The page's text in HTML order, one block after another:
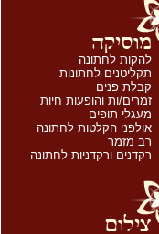
להקות לחתונה
תקליטנים לחתונות
קבלת פנים
זמרים/ות והופעות חיות
מעגלי תופים
אולפני הקלטות לחתונה
רב מזמר
רקדנים ורקדניות לחתונה